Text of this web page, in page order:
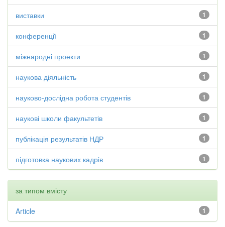
1
виставки
1
конференції
1
міжнародні проекти
1
наукова діяльність
1
науково-дослідна робота студентів
1
наукові школи факультетів
1
публікація результатів НДР
1
підготовка наукових кадрів
за типом вмісту
1
Article